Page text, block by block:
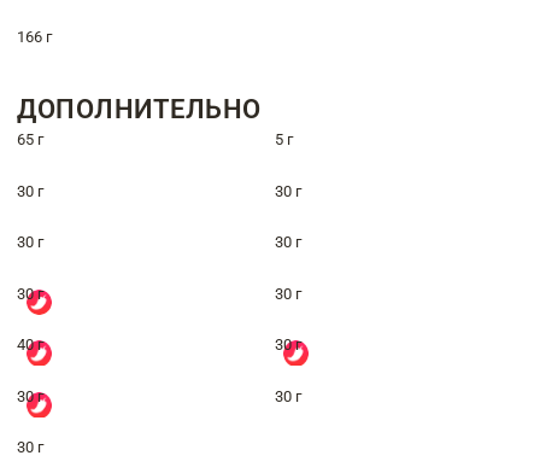
166 г
ДОПОЛНИТЕЛЬНО
65 г 5 г
30 г 30 г
30 г 30 г
30 г 30 г
40 г 30 г
30 г 30 г
30 г